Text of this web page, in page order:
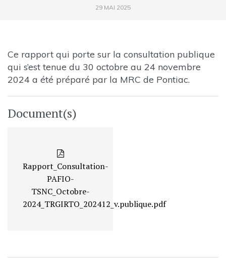
29 MAI 2025
Ce rapport qui porte sur la consultation publique
qui s’est tenue du 30 octobre au 24 novembre
2024 a été préparé par la MRC de Pontiac.
Document(s)
Rapport_Consultation-
PAFIO-
TSNC_Octobre-
2024_TRGIRTO_202412_v.publique.pdf